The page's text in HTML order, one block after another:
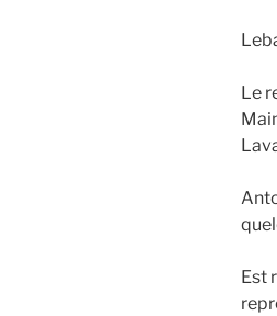
Le
Est